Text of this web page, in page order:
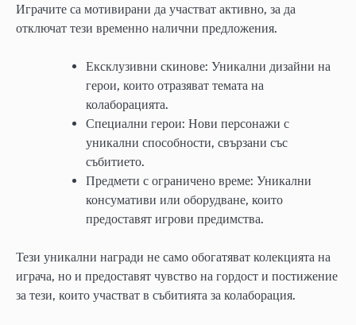
Играчите са мотивирани да участват активно, за да
отключат тези временно налични предложения.
Ексклузивни скинове: Уникални дизайни на
герои, които отразяват темата на
колаборацията.
Специални герои: Нови персонажи с
уникални способности, свързани със
събитието.
Предмети с ограничено време: Уникални
консумативи или оборудване, които
предоставят игрови предимства.
Тези уникални награди не само обогатяват колекцията на
играча, но и предоставят чувство на гордост и постижение
за тези, които участват в събитията за колаборация.